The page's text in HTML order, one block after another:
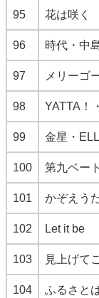
95 花は咲く
96 時代・中
97 メリーゴ
98 YATTA！
99 金星・
100 第九ベー
101 かぞえう
102 Let it be
103 見上げて
104 ふるさと